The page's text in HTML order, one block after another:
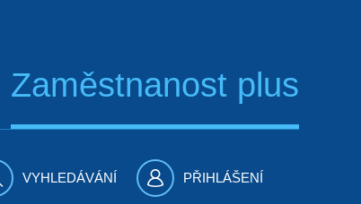
Zaměstnanost plus
VYHLEDÁVÁNÍ PŘIHLÁŠENÍ